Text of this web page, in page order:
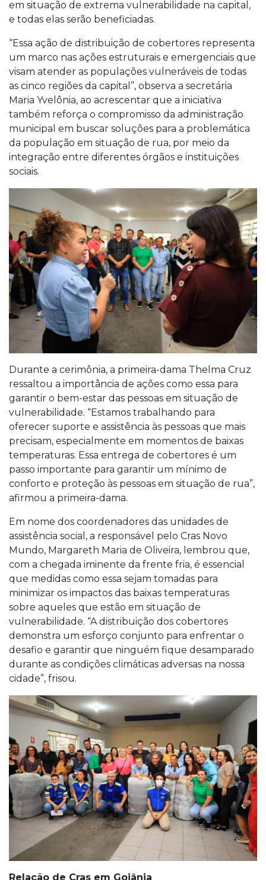
em situação de extrema vulnerabilidade na capital,
e todas elas serão beneficiadas.
“Essa ação de distribuição de cobertores representa
um marco nas ações estruturais e emergenciais que
visam atender as populações vulneráveis de todas
as cinco regiões da capital”, observa a secretária
Maria Yvelônia, ao acrescentar que a iniciativa
também reforça o compromisso da administração
municipal em buscar soluções para a problemática
da população em situação de rua, por meio da
integração entre diferentes órgãos e instituições
sociais.
Durante a cerimônia, a primeira-dama Thelma Cruz
ressaltou a importância de ações como essa para
garantir o bem-estar das pessoas em situação de
vulnerabilidade. “Estamos trabalhando para
oferecer suporte e assistência às pessoas que mais
precisam, especialmente em momentos de baixas
temperaturas. Essa entrega de cobertores é um
passo importante para garantir um mínimo de
conforto e proteção às pessoas em situação de rua”,
afirmou a primeira-dama.
Em nome dos coordenadores das unidades de
assistência social, a responsável pelo Cras Novo
Mundo, Margareth Maria de Oliveira, lembrou que,
com a chegada iminente da frente fria, é essencial
que medidas como essa sejam tomadas para
minimizar os impactos das baixas temperaturas
sobre aqueles que estão em situação de
vulnerabilidade. “A distribuição dos cobertores
demonstra um esforço conjunto para enfrentar o
desafio e garantir que ninguém fique desamparado
durante as condições climáticas adversas na nossa
cidade”, frisou.
Relação de Cras em Goiânia